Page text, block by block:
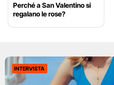
Perché a San Valentino si
regalano le rose?
INTERVISTA